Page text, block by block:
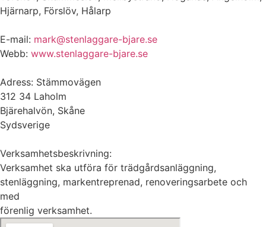
Hjärnarp, Förslöv, Hålarp
E-mail: mark@stenlaggare-bjare.se
Webb: www.stenlaggare-bjare.se
Adress: Stämmovägen
312 34 Laholm
Bjärehalvön, Skåne
Sydsverige
Verksamhetsbeskrivning:
Verksamhet ska utföra för trädgårdsanläggning,
stenläggning, markentreprenad, renoveringsarbete och
med
förenlig verksamhet.